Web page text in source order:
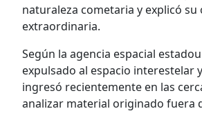
naturaleza cometaria y explicó
extraordinaria.
Según la agencia espacial
expulsado al espacio interestelar
ingresó recientemente en las
analizar material originado fuera